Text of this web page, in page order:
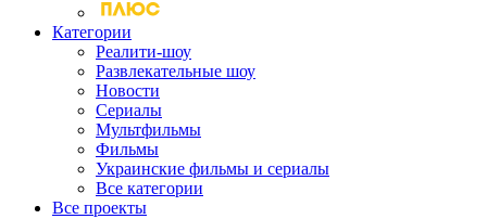
Категории
Реалити-шоу
Развлекательные шоу
Новости
Сериалы
Мультфильмы
Фильмы
Украинские фильмы и сериалы
Все категории
Все проекты